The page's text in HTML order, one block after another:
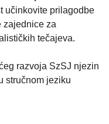
učinkovite prilagodbe
zajednice za
tečajeva.
razvoja SzSJ njezin
stručnom jeziku